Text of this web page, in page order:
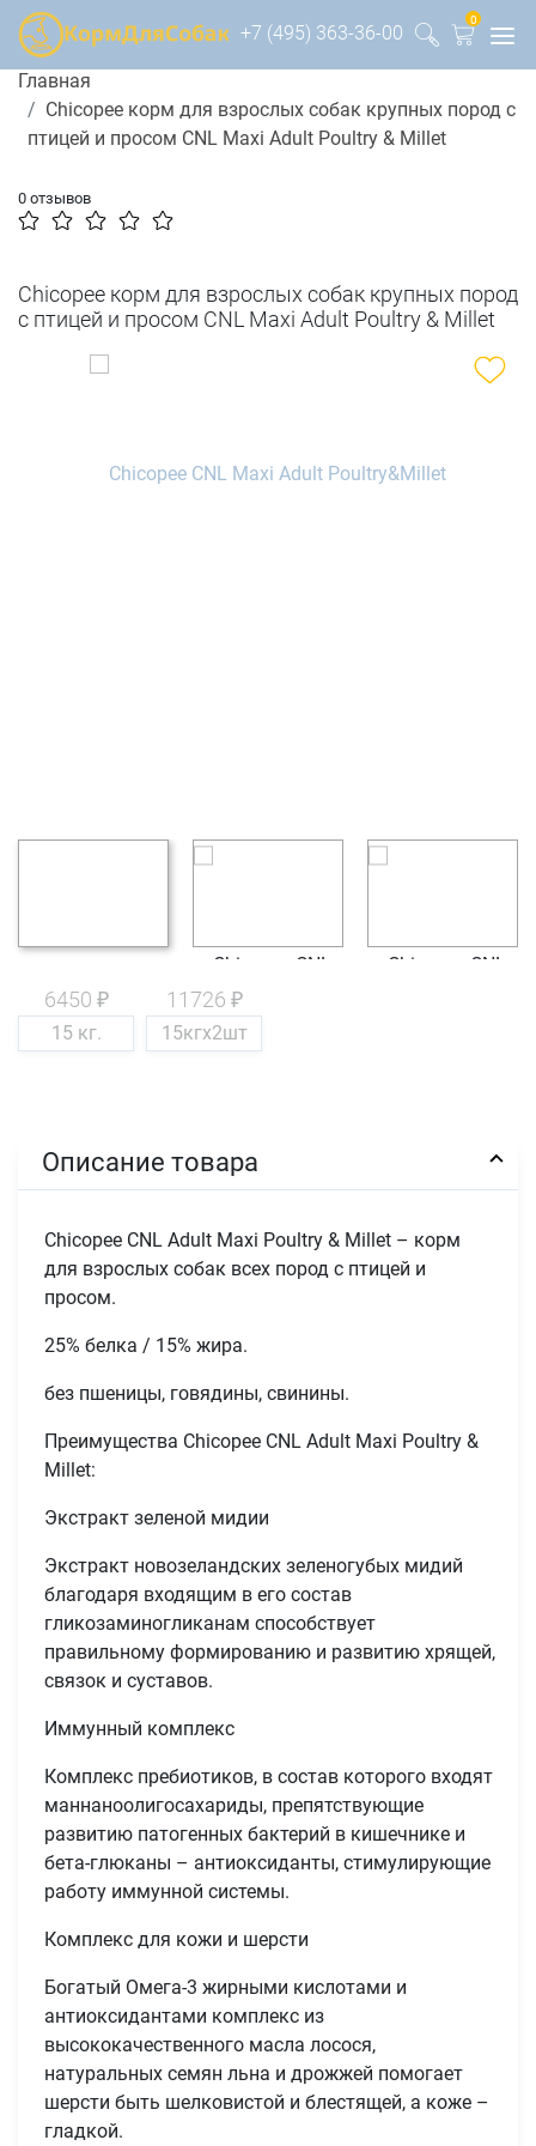
+7 (495) 363-36-00
0
Главная
Chicopee корм для взрослых собак крупных пород с
птицей и просом CNL Maxi Adult Poultry & Millet
0 отзывов
Chicopee корм для взрослых собак крупных пород
с птицей и просом CNL Maxi Adult Poultry & Millet
6450 ₽
15 кг.
11726 ₽
15кгх2шт
Описание товара
Chicopee CNL Adult Maxi Poultry & Millet – корм
для взрослых собак всех пород с птицей и
просом.
25% белка / 15% жира.
без пшеницы, говядины, свинины.
Преимущества Chicopee CNL Adult Maxi Poultry &
Millet:
Экстракт зеленой мидии
Экстракт новозеландских зеленогубых мидий
благодаря входящим в его состав
гликозаминогликанам способствует
правильному формированию и развитию хрящей,
связок и суставов.
Иммунный комплекс
Комплекс пребиотиков, в состав которого входят
маннаноолигосахариды, препятствующие
развитию патогенных бактерий в кишечнике и
бета-глюканы – антиоксиданты, стимулирующие
работу иммунной системы.
Комплекс для кожи и шерсти
Богатый Омега-3 жирными кислотами и
антиоксидантами комплекс из
высококачественного масла лосося,
натуральных семян льна и дрожжей помогает
шерсти быть шелковистой и блестящей, а коже –
гладкой.